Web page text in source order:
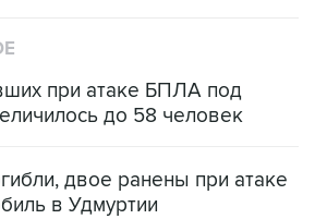
при атаке БПЛА под
до 58 человек
двое ранены при атаке
в Удмуртии